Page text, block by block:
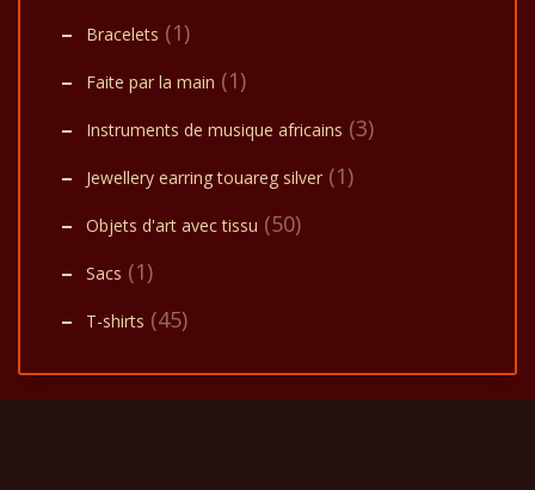
Bracelets (1)
Faite par la main (1)
Instruments de musique africains (3)
Jewellery earring touareg silver (1)
Objets d'art avec tissu (50)
Sacs (1)
T-shirts (45)